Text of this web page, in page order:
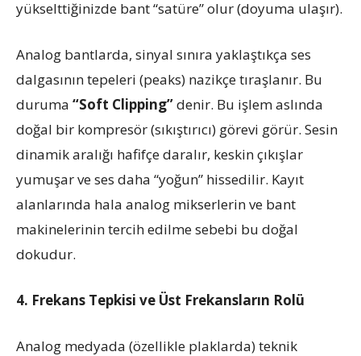
yükselttiğinizde bant “satüre” olur (doyuma ulaşır).
Analog bantlarda, sinyal sınıra yaklaştıkça ses
dalgasının tepeleri (peaks) nazikçe tıraşlanır. Bu
duruma “Soft Clipping”denir. Bu işlem aslında
doğal bir kompresör (sıkıştırıcı) görevi görür. Sesin
dinamik aralığı hafifçe daralır, keskin çıkışlar
yumuşar ve ses daha “yoğun” hissedilir. Kayıt
alanlarında hala analog mikserlerin ve bant
makinelerinin tercih edilme sebebi bu doğal
dokudur.
4. Frekans Tepkisi ve Üst Frekansların Rolü
Analog medyada (özellikle plaklarda) teknik